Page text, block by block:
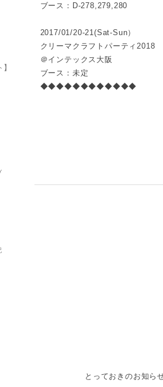
ブース：D-278,279,280
2017/01/20-21(Sat-Sun）
クリーマクラフトパーティ2018
＠インテックス大阪
ブース：未定
◆◆◆◆◆◆◆◆◆◆◆◆
とっておきのお知ら